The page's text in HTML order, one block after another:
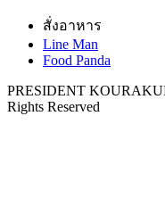
สั่งอาหาร
Line Man
Food Panda
PRESIDENT
Rights Reserved